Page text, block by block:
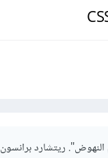
النهوض". ريتشارد برانسون